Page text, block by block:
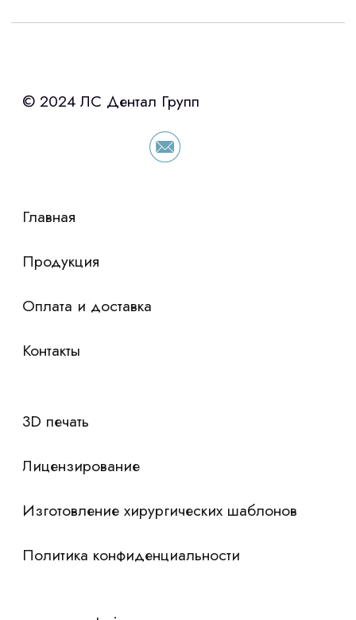
Интересует лизинг?
«Уралпромлизинг» подберем выгодные
условия по лизингу оборудования,
просто оставьте контакты чтобы мы
сориентировали по условиям